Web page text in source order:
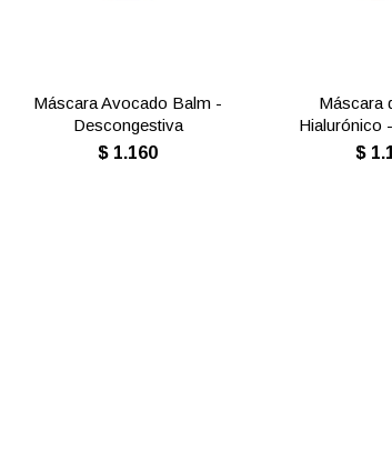
Máscara Avocado Balm -
Descongestiva
$ 1.160
Máscara
Hialurónico
$